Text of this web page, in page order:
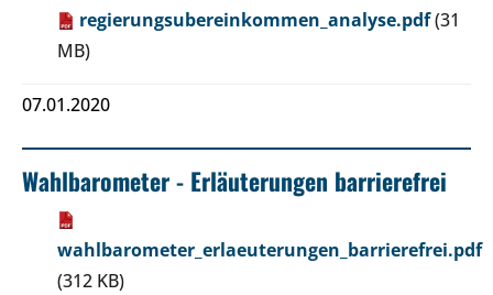
regierungsubereinkommen_analyse.pdf(31
MB)
07.01.2020
Wahlbarometer - Erläuterungen barrierefrei
wahlbarometer_erlaeuterungen_barrierefrei.pdf
(312 KB)